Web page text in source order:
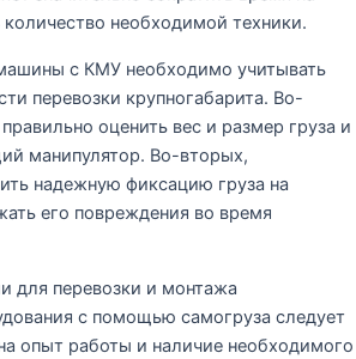
необходимой техники.
с КМУ необходимо учитывать
перевозки крупногабарита. Во-
оценить вес и размер груза и
манипулятор. Во-вторых,
надежную фиксацию груза на
его повреждения во время
для перевозки и монтажа
с помощью самогруза следует
опыт работы и наличие необходимого